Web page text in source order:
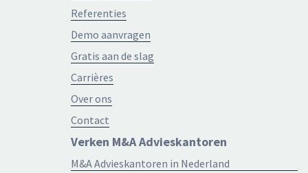
Referenties
Demo aanvragen
Gratis aan de slag
Carrières
Over ons
Contact
Verken M&A Advieskantoren
M&A Advieskantoren in Nederland